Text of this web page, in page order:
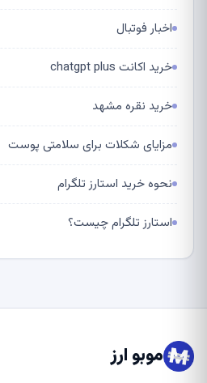
اخبار فوتبال
خرید اکانت chatgpt plus
خرید نقره مشهد
مزایای شکلات برای سلامتی پوست
نحوه خرید استارز تلگرام
استارز تلگرام چیست؟
موبو ارز